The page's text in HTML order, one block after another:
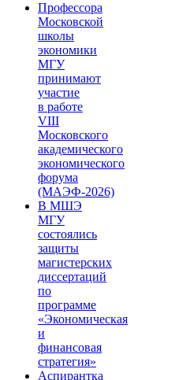
Профессора
Московской
школы
экономики
МГУ
принимают
участие
в работе
VIII
Московского
академического
экономического
форума
(МАЭФ-2026)
В МШЭ
МГУ
состоялись
защиты
магистерских
диссертаций
по
программе
«Экономическая
и
финансовая
стратегия»
Аспирантка